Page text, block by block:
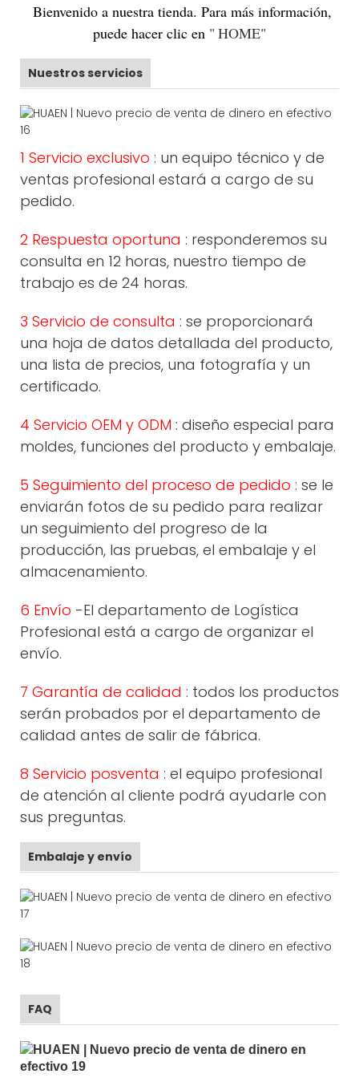
Bienvenido a nuestra tienda. Para más información,
puede hacer clic en " HOME"
Nuestros servicios
1 Servicio exclusivo : un equipo técnico y de
ventas profesional estará a cargo de su
pedido.
2 Respuesta oportuna : responderemos su
consulta en 12 horas, nuestro tiempo de
trabajo es de 24 horas.
3 Servicio de consulta : se proporcionará
una hoja de datos detallada del producto,
una lista de precios, una fotografía y un
certificado.
4 Servicio OEM y ODM : diseño especial para
moldes, funciones del producto y embalaje.
5 Seguimiento del proceso de pedido : se le
enviarán fotos de su pedido para realizar
un seguimiento del progreso de la
producción, las pruebas, el embalaje y el
almacenamiento.
6 Envío -El departamento de Logística
Profesional está a cargo de organizar el
envío.
7 Garantía de calidad : todos los productos
serán probados por el departamento de
calidad antes de salir de fábrica.
8 Servicio posventa : el equipo profesional
de atención al cliente podrá ayudarle con
sus preguntas.
Embalaje y envío
FAQ